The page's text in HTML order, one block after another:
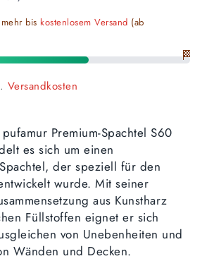
mehr bis kostenlosem Versand (ab
🏁
Versandkosten
Premium-Spachtel S60
es sich um einen
der speziell für den
wurde. Mit seiner
aus Kunstharz
Füllstoffen eignet er sich
von Unebenheiten und
Wänden und Decken.